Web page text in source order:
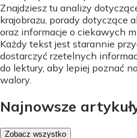
Znajdziesz tu analizy
krajobrazu, porady dotyczące
oraz informacje o ciekawych
Każdy tekst jest starannie
dostarczyć rzetelnych
do lektury, aby lepiej poznać
walory.
Najnowsze
Zobacz wszystko